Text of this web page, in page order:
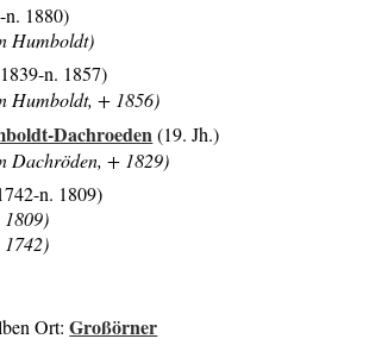
1880)
Humboldt)
n. 1857)
Humboldt, + 1856)
Dachroeden(19. Jh.)
Dachröden, + 1829)
n. 1809)
Ort:Großörner